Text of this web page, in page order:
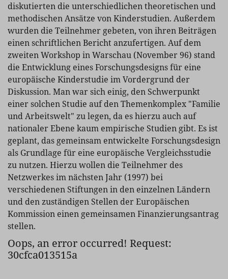
diskutierten die unterschiedlichen theoretischen und
methodischen Ansätze von Kinderstudien. Außerdem
wurden die Teilnehmer gebeten, von ihren Beiträgen
einen schriftlichen Bericht anzufertigen. Auf dem
zweiten Workshop in Warschau (November 96) stand
die Entwicklung eines Forschungsdesigns für eine
europäische Kinderstudie im Vordergrund der
Diskussion. Man war sich einig, den Schwerpunkt
einer solchen Studie auf den Themenkomplex "Familie
und Arbeitswelt" zu legen, da es hierzu auch auf
nationaler Ebene kaum empirische Studien gibt. Es ist
geplant, das gemeinsam entwickelte Forschungsdesign
als Grundlage für eine europäische Vergleichsstudie
zu nutzen. Hierzu wollen die Teilnehmer des
Netzwerkes im nächsten Jahr (1997) bei
verschiedenen Stiftungen in den einzelnen Ländern
und den zuständigen Stellen der Europäischen
Kommission einen gemeinsamen Finanzierungsantrag
stellen.
Oops, an error occurred! Request:
30cfca013515a